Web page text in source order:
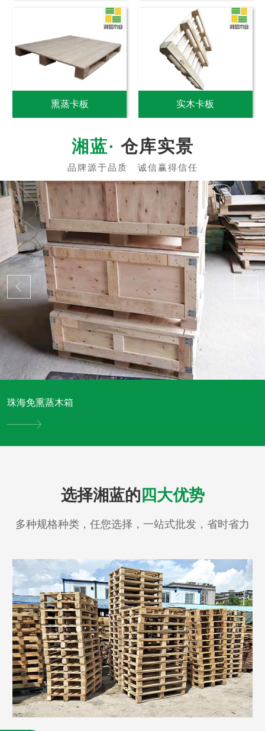
熏蒸卡板 实木卡板
仓库实景
珠海免熏蒸木箱
选择湘蓝的 四大优势
多种规格种类，任您选择，一站式批发，省时省力